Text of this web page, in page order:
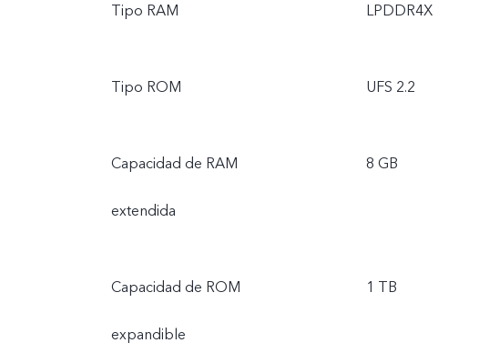
Tipo RAM LPDDR4X
Tipo ROM UFS 2.2
Capacidad de RAM
extendida
8 GB
Capacidad de ROM
expandible
1 TB